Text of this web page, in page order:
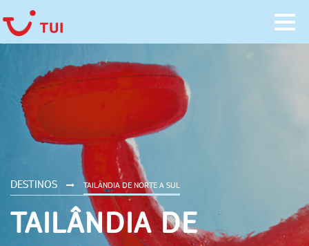
DESTINOS TAILÂNDIA DE NORTE A SUL
TAILÂNDIA DE